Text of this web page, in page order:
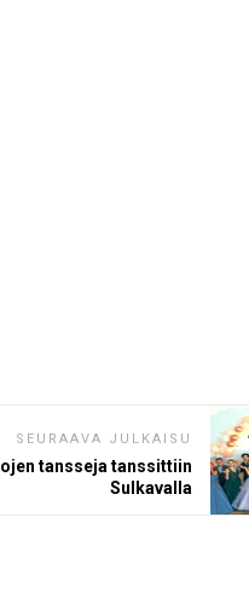
SEURAAVA JULKAISU
tansseja tanssittiin
Sulkavalla